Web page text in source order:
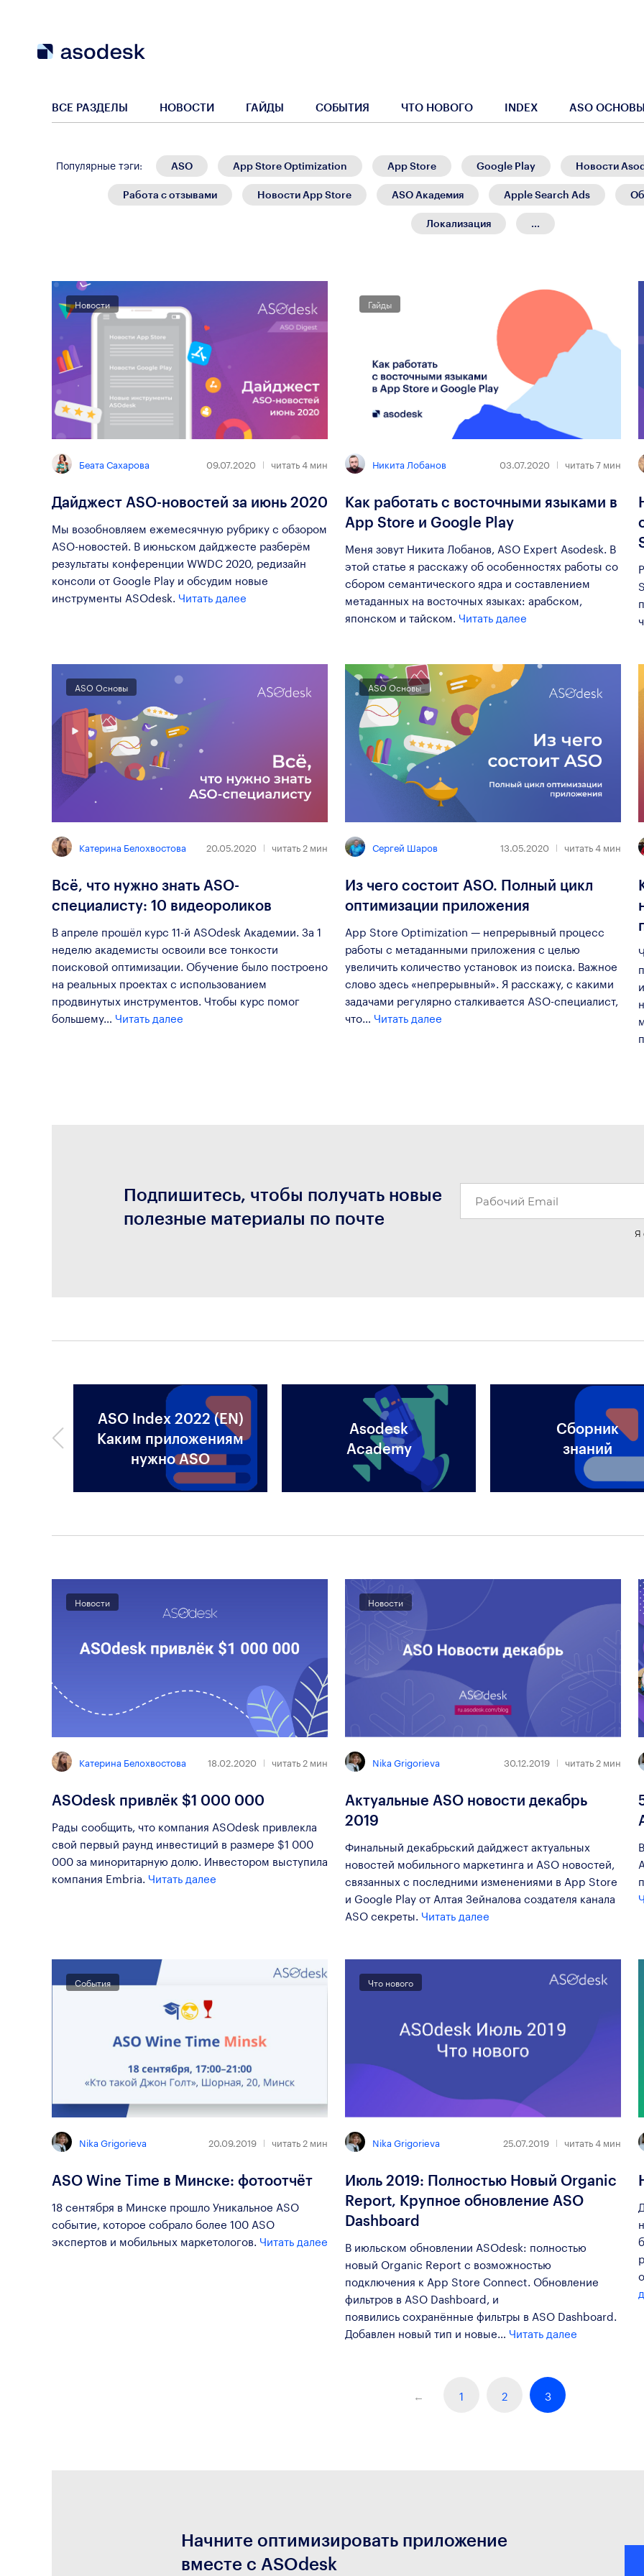
ВСЕ РАЗДЕЛЫ НОВОСТИ ГАЙДЫ СОБЫТИЯ ЧТО НОВОГО INDEX ASO ОСНОВЫ
Популярные тэги: ASO App Store Optimization App Store Google Play Новости
Работа с отзывами Новости App Store ASO Академия Apple Search Ads
Локализация ...
Новости
Беата Сахарова 09.07.2020 читать4 мин
Дайджест ASO-новостей за июнь 2020
Мы возобновляем ежемесячную рубрику с обзором
ASO-новостей. В июньском дайджесте разберём
результаты конференции WWDC 2020, редизайн
консоли от Google Play и обсудим новые
инструменты ASOdesk. Читать далее
Гайды
Никита Лобанов 03.07.2020 читать7 мин
Как работать с восточными языками в
App Store и Google Play
Меня зовут Никита Лобанов, ASO Expert Asodesk. В
этой статье я расскажу об особенностях работы со
сбором семантического ядра и составлением
метаданных на восточных языках: арабском,
японском и тайском. Читать далее
ASO Основы
Катерина Белохвостова 20.05.2020 читать2 мин
Всё, что нужно знать ASO-
специалисту: 10 видеороликов
В апреле прошёл курс 11-й ASOdesk Академии. За 1
неделю академисты освоили все тонкости
поисковой оптимизации. Обучение было построено
на реальных проектах с использованием
продвинутых инструментов. Чтобы курс помог
большему… Читать далее
ASO Основы
Сергей Шаров 13.05.2020 читать4 мин
Из чего состоит ASO. Полный цикл
оптимизации приложения
App Store Optimization — непрерывный процесс
работы с метаданными приложения с целью
увеличить количество установок из поиска. Важное
слово здесь «непрерывный». Я расскажу, с какими
задачами регулярно сталкивается ASO-специалист,
что… Читать далее
Подпишитесь, чтобы получать новые
полезные материалы по почте
Я
ASO Index 2022 (EN)
Каким приложениям
нужно ASO
Asodesk
Academy
Сборник
знаний
Новости
Катерина Белохвостова 18.02.2020 читать2 мин
ASOdesk привлёк $1 000 000
Рады сообщить, что компания ASOdesk привлекла
свой первый раунд инвестиций в размере $1 000
000 за миноритарную долю. Инвестором выступила
компания Embria. Читать далее
Новости
Nika Grigorieva 30.12.2019 читать2 мин
Актуальные ASO новости декабрь
2019
Финальный декабрьский дайджест актуальных
новостей мобильного маркетинга и ASO новостей,
связанных с последними изменениями в App Store
и Google Play от Алтая Зейналова создателя канала
ASO секреты. Читать далее
События
Nika Grigorieva 20.09.2019 читать2 мин
ASO Wine Time в Минске: фотоотчёт
18 сентября в Минске прошло Уникальное ASO
событие, которое собрало более 100 АSO
экспертов и мобильных маркетологов. Читать далее
Что нового
Nika Grigorieva 25.07.2019 читать4 мин
Июль 2019: Полностью Новый Organic
Report, Крупное обновление ASO
Dashboard
В июльском обновлении ASOdesk: полностью
новый Organic Report с возможностью
подключения к App Store Connect. Обновление
фильтров в ASO Dashboard, и
появились сохранённые фильтры в ASO Dashboard.
Добавлен новый тип и новые… Читать далее
1 2 3
Начните оптимизировать приложение
вместе с ASOdesk